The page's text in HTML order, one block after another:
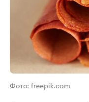
Фото: freepik.com